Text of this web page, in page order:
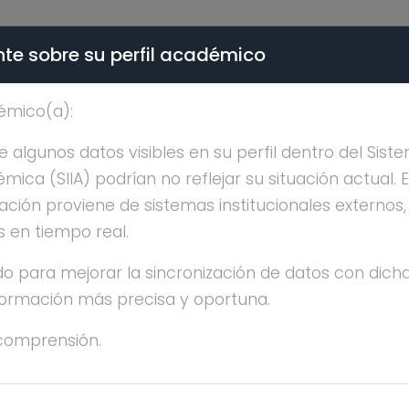
- PÚBLICO
HUGO MARTINEZ
sobre su perfil académico
algunos datos visibles en su perfil dentro del
(SIIA) podrían no reflejar su situación actual.
proviene de sistemas institucionales
en tiempo real.
para mejorar la sincronización de datos con
más precisa y oportuna.